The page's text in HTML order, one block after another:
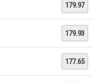
179.97
179.93
177.65